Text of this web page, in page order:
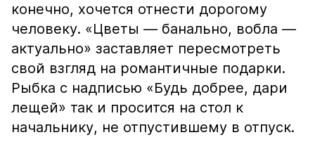
конечно, хочется отнести дорогому
человеку. «Цветы — банально, вобла —
актуально» заставляет пересмотреть
свой взгляд на романтичные подарки.
Рыбка с надписью «Будь добрее, дари
лещей» так и просится на стол к
начальнику, не отпустившему в отпуск.